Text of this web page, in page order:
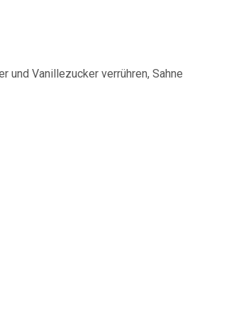
und Vanillezucker verrühren, Sahne